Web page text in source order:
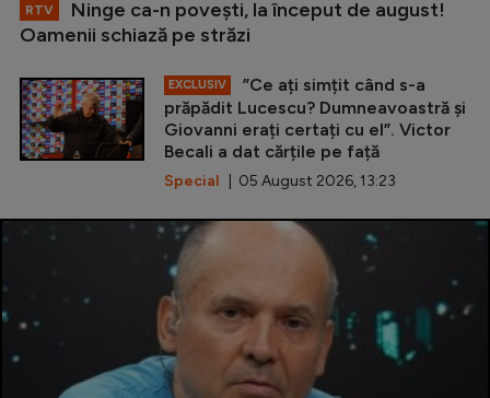
RTV
Ninge ca-n povești, la început de august!
Oamenii schiază pe străzi
EXCLUSIV
”Ce ați simțit când s-a
prăpădit Lucescu? Dumneavoastră și
Giovanni erați certați cu el”. Victor
Becali a dat cărțile pe față
Special | 05 August 2026, 13:23